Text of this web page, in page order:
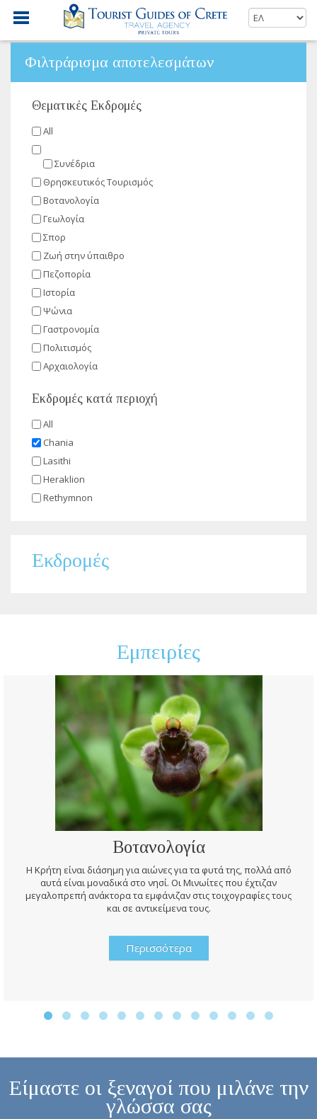
Φιλτράρισμα αποτελεσμάτων
Θεματικές Εκδρομές
All
Συνέδρια
Θρησκευτικός Τουρισμός
Βοτανολογία
Γεωλογία
Σπορ
Ζωή στην ύπαιθρο
Πεζοπορία
Ιστορία
Ψώνια
Γαστρονομία
Πολιτισμός
Αρχαιολογία
Εκδρομές κατά περιοχή
All
Chania
Lasithi
Heraklion
Rethymnon
Εκδρομές
Εμπειρίες
Βοτανολογία
Η Κρήτη είναι διάσημη για αιώνες για τα φυτά της, πολλά από
αυτά είναι μοναδικά στο νησί. Οι Μινωίτες που έχτιζαν
μεγαλοπρεπή ανάκτορα τα εμφάνιζαν στις τοιχογραφίες τους
και σε αντικείμενα τους.
Περισσότερα
Είμαστε οι ξεναγοί που μιλάνε την
γλώσσα σας